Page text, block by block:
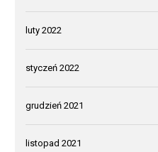
luty 2022
styczeń 2022
grudzień 2021
listopad 2021